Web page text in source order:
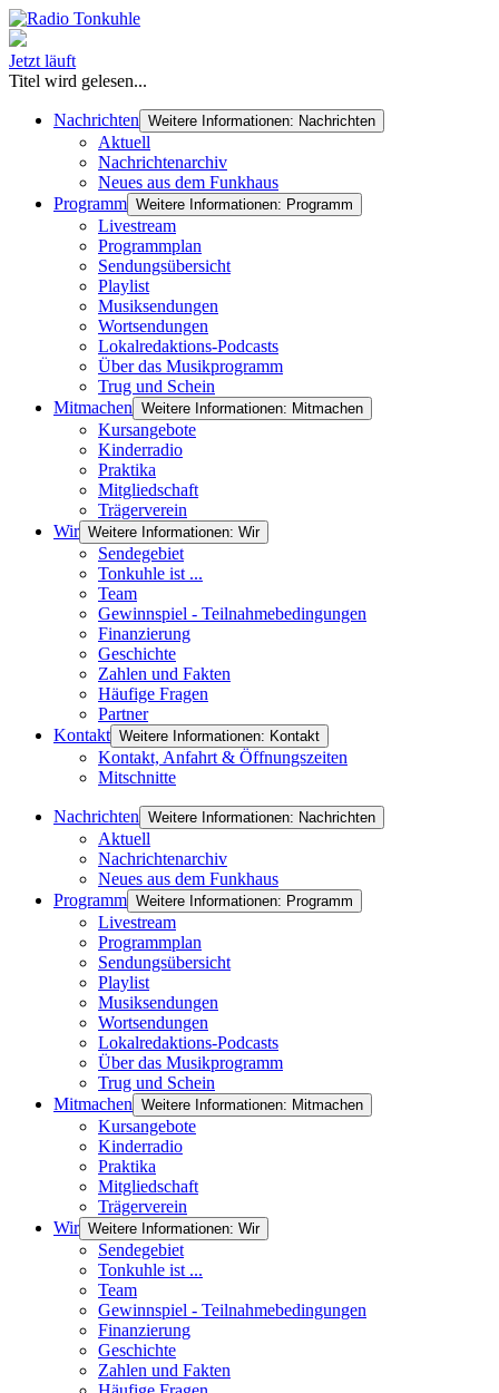
Jetzt läuft
Titel wird gelesen...
Nachrichten Weitere Informationen: Nachrichten
Aktuell
Nachrichtenarchiv
Neues aus dem Funkhaus
Programm Weitere Informationen: Programm
Livestream
Programmplan
Sendungsübersicht
Playlist
Musiksendungen
Wortsendungen
Lokalredaktions-Podcasts
Über das Musikprogramm
Trug und Schein
Mitmachen Weitere Informationen: Mitmachen
Kursangebote
Kinderradio
Praktika
Mitgliedschaft
Trägerverein
Wir Weitere Informationen: Wir
Sendegebiet
Tonkuhle ist ...
Team
Gewinnspiel - Teilnahmebedingungen
Finanzierung
Geschichte
Zahlen und Fakten
Häufige Fragen
Partner
Kontakt Weitere Informationen: Kontakt
Kontakt, Anfahrt & Öffnungszeiten
Mitschnitte
Nachrichten Weitere Informationen: Nachrichten
Aktuell
Nachrichtenarchiv
Neues aus dem Funkhaus
Programm Weitere Informationen: Programm
Livestream
Programmplan
Sendungsübersicht
Playlist
Musiksendungen
Wortsendungen
Lokalredaktions-Podcasts
Über das Musikprogramm
Trug und Schein
Mitmachen Weitere Informationen: Mitmachen
Kursangebote
Kinderradio
Praktika
Mitgliedschaft
Trägerverein
Wir Weitere Informationen: Wir
Sendegebiet
Tonkuhle ist ...
Team
Gewinnspiel - Teilnahmebedingungen
Finanzierung
Geschichte
Zahlen und Fakten